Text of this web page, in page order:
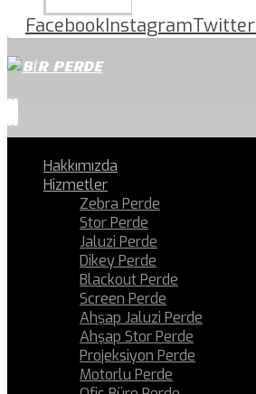
FacebookInstagramTwitter
Hakkımızda
Hizmetler
Zebra Perde
Stor Perde
Jaluzi Perde
Dikey Perde
Blackout Perde
Screen Perde
Ahşap Jaluzi Perde
Ahşap Stor Perde
Projeksiyon Perde
Motorlu Perde